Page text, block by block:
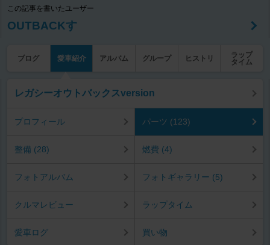
この記事を書いたユーザー
OUTBACKす
ブログ 愛車紹介 アルバム グループ ヒストリ
ラップ
タイム
レガシーオウトバックスversion
プロフィール パーツ (123)
整備 (28) 燃費 (4)
フォトアルバム フォトギャラリー (5)
クルマレビュー ラップタイム
愛車ログ 買い物